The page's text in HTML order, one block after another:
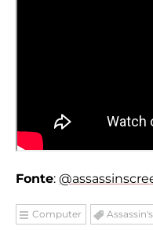
Fonte:
Computer